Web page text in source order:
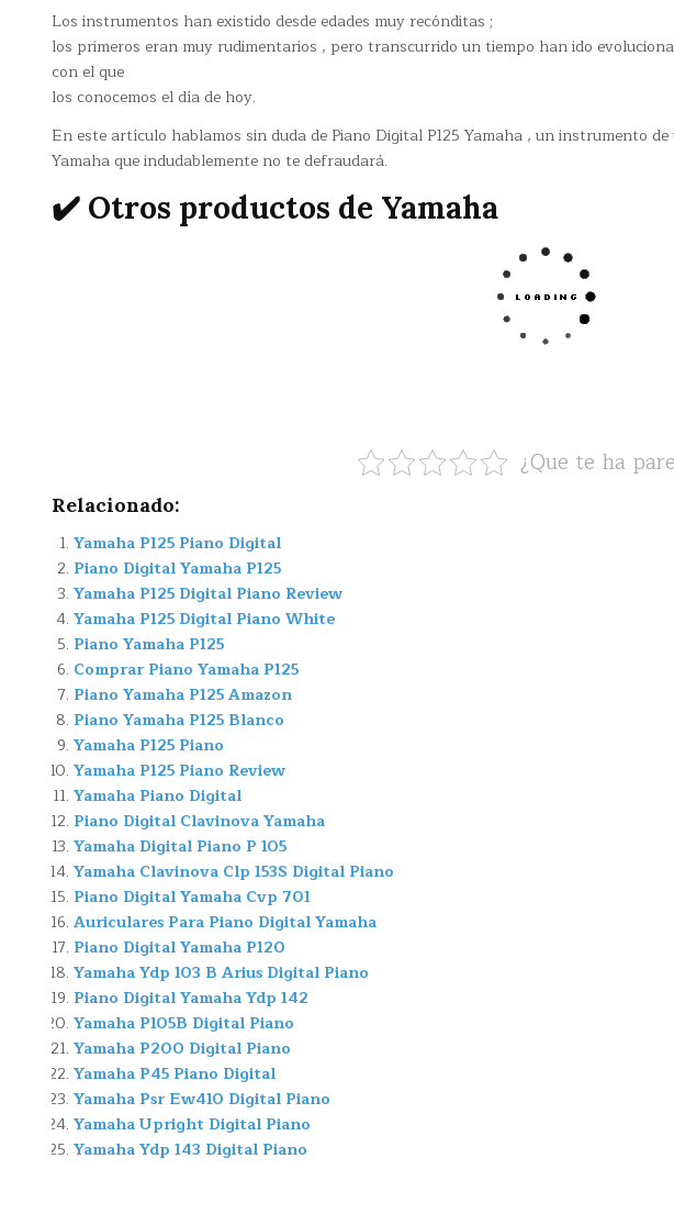
Los instrumentos han existido desde edades muy recónditas ;
los primeros eran muy rudimentarios , pero transcurrido un tiempo han ido
con el que
los conocemos el día de hoy.
En este artículo hablamos sin duda de Piano Digital P125 Yamaha , un instrumento
Yamaha que indudablemente no te defraudará.
✔️ Otros productos de Yamaha
¿Que te ha
Relacionado:
Yamaha P125 Piano Digital
Piano Digital Yamaha P125
Yamaha P125 Digital Piano Review
Yamaha P125 Digital Piano White
Piano Yamaha P125
Comprar Piano Yamaha P125
Piano Yamaha P125 Amazon
Piano Yamaha P125 Blanco
Yamaha P125 Piano
Yamaha P125 Piano Review
Yamaha Piano Digital
Piano Digital Clavinova Yamaha
Yamaha Digital Piano P 105
Yamaha Clavinova Clp 153S Digital Piano
Piano Digital Yamaha Cvp 701
Auriculares Para Piano Digital Yamaha
Piano Digital Yamaha P120
Yamaha Ydp 103 B Arius Digital Piano
Piano Digital Yamaha Ydp 142
Yamaha P105B Digital Piano
Yamaha P200 Digital Piano
Yamaha P45 Piano Digital
Yamaha Psr Ew410 Digital Piano
Yamaha Upright Digital Piano
Yamaha Ydp 143 Digital Piano